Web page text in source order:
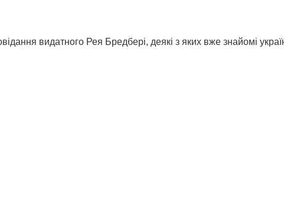
видатного Рея Бредбері, деякі з яких вже знайомі